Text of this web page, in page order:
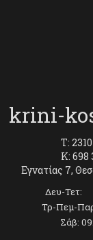
krini-
T:
K: 698
Εγνατίας 7,
Δευ-Τετ:
Τρ-Πεμ-
Σάβ: